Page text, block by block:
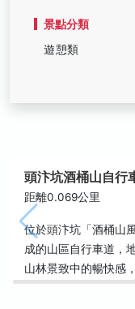
景點分類
遊憩類
頭汴坑酒桶山自行
距離0.069公里
位於頭汴坑「酒桶山
成的山區自行車道，
山林景致中的暢快感